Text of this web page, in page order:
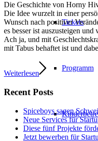
Tickets
Programm
Die Geschichte von Horny
Die Idee wurzelt in einer
Wunsch nach positiver
es besser ist auszusteigen
Ach ja, und mit
mit Tabus behaftet ist und
Weiterlesen
Recent Posts
Spiceboys sagen
Neue Services für
Diese fünf Projekte
Jetzt bewerben für